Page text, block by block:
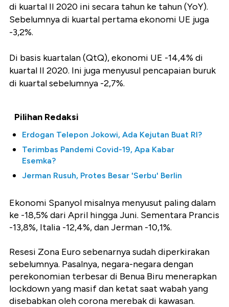
di kuartal II 2020 ini secara tahun ke tahun (YoY).
Sebelumnya di kuartal pertama ekonomi UE juga
-3,2%.
Di basis kuartalan (QtQ), ekonomi UE -14,4% di
kuartal II 2020. Ini juga menyusul pencapaian buruk
di kuartal sebelumnya -2,7%.
Pilihan Redaksi
Erdogan Telepon Jokowi, Ada Kejutan Buat RI?
Terimbas Pandemi Covid-19, Apa Kabar
Esemka?
Jerman Rusuh, Protes Besar 'Serbu' Berlin
Ekonomi Spanyol misalnya menyusut paling dalam
ke -18,5% dari April hingga Juni. Sementara Prancis
-13,8%, Italia -12,4%, dan Jerman -10,1%.
Resesi Zona Euro sebenarnya sudah diperkirakan
sebelumnya. Pasalnya, negara-negara dengan
perekonomian terbesar di Benua Biru menerapkan
lockdown yang masif dan ketat saat wabah yang
disebabkan oleh corona merebak di kawasan.